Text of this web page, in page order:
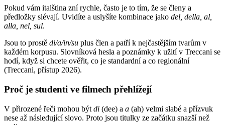
Pokud vám italština zní rychle, často je to tím, že se členy a
předložky slévají. Uvidíte a uslyšíte kombinace jako del, della, al,
alla, nel, sul.
Jsou to prostě di/a/in/su plus člen a patří k nejčastějším tvarům v
každém korpusu. Slovníková hesla a poznámky k užití v Treccani se
hodí, když si chcete ověřit, co je standardní a co regionální
(Treccani, přístup 2026).
Proč je studenti ve filmech přehlížejí
V přirozené řeči mohou být di (dee) a a (ah) velmi slabé a přízvuk
nese až následující slovo. Proto jsou titulky ze začátku snazší než